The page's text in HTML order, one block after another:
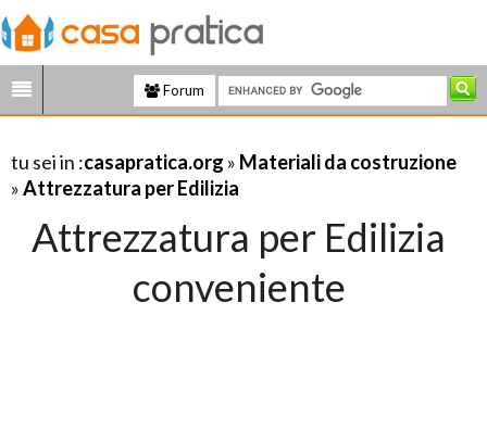
Forum
tu sei in :casapratica.org » Materiali da costruzione
»Attrezzatura per Edilizia
Attrezzatura per Edilizia
conveniente